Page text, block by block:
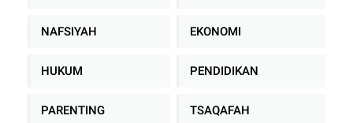
NAFSIYAH EKONOMI
HUKUM PENDIDIKAN
PARENTING TSAQAFAH